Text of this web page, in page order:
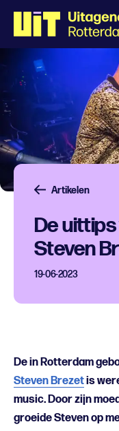
Artikelen
De
Steven
19-06-2023
De in Rotterdam
Steven Brezetis
music. Door zijn
groeide Steven op